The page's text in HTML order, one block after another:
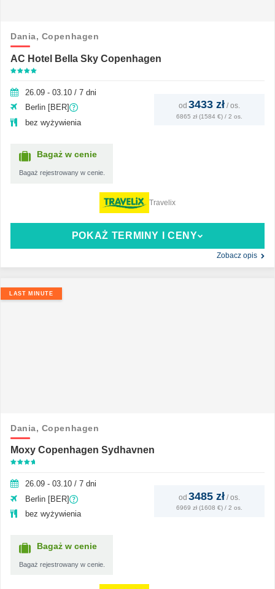
Dania, Copenhagen
AC Hotel Bella Sky Copenhagen
26.09 - 03.10 / 7 dni
Berlin [BER]
bez wyżywienia
Bagaż w cenie
Bagaż rejestrowany w cenie.
od 3433 zł / os.
6865 zł (1584 €) / 2 os.
POKAŻ TERMINY I CENY
Zobacz opis
Travelix
LAST MINUTE
Dania, Copenhagen
Moxy Copenhagen Sydhavnen
26.09 - 03.10 / 7 dni
Berlin [BER]
bez wyżywienia
Bagaż w cenie
Bagaż rejestrowany w cenie.
od 3485 zł / os.
6969 zł (1608 €) / 2 os.